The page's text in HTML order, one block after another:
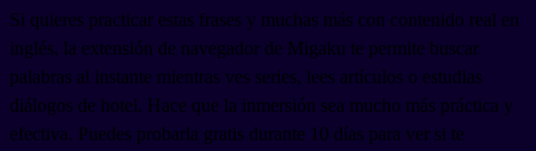
Si quieres practicar estas frases y muchas más con contenido real en
inglés, la extensión de navegador de Migaku te permite buscar
palabras al instante mientras ves series, lees artículos o estudias
diálogos de hotel. Hace que la inmersión sea mucho más práctica y
efectiva. Puedes probarla gratis durante 10 días para ver si te